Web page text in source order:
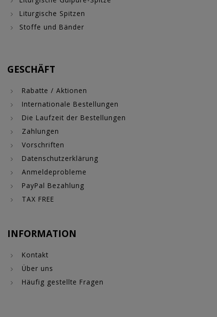
Liturgische Spitzen
Stoffe und Bänder
GESCHÄFT
Rabatte / Aktionen
Internationale Bestellungen
Die Laufzeit der Bestellungen
Zahlungen
Vorschriften
Datenschutzerklärung
Anmeldeprobleme
PayPal Bezahlung
TAX FREE
INFORMATION
Kontakt
Über uns
Häufig gestellte Fragen